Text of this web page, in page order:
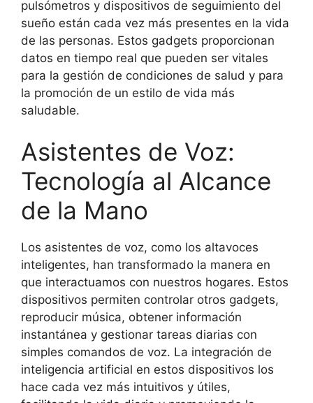
pulsómetros y dispositivos de seguimiento del
sueño están cada vez más presentes en la vida
de las personas. Estos gadgets proporcionan
datos en tiempo real que pueden ser vitales
para la gestión de condiciones de salud y para
la promoción de un estilo de vida más
saludable.
Asistentes de Voz:
Tecnología al Alcance
de la Mano
Los asistentes de voz, como los altavoces
inteligentes, han transformado la manera en
que interactuamos con nuestros hogares. Estos
dispositivos permiten controlar otros gadgets,
reproducir música, obtener información
instantánea y gestionar tareas diarias con
simples comandos de voz. La integración de
inteligencia artificial en estos dispositivos los
hace cada vez más intuitivos y útiles,